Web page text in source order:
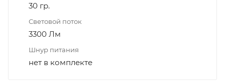
30 гр.
Световой поток
3300 Лм
Шнур питания
нет в комплекте